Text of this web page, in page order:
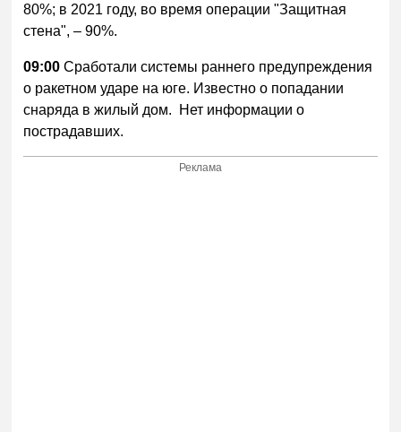
80%; в 2021 году, во время операции "Защитная
стена", – 90%.
09:00Сработали системы раннего предупреждения
о ракетном ударе на юге. Известно о попадании
снаряда в жилый дом. Нет информации о
пострадавших.
Реклама